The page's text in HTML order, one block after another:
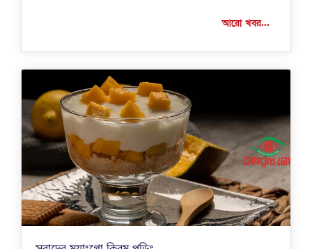
আরো খবর...